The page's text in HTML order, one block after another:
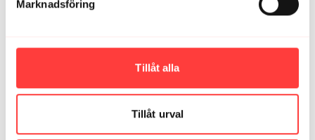
Marknadsföring
Tillåt alla
Tillåt urval
3
Ladda mer